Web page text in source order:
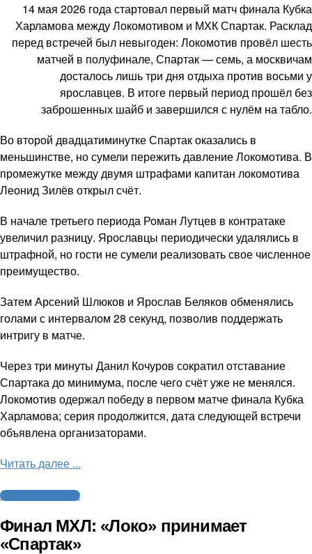
14 мая 2026 года стартовал первый матч финала Кубка
Харламова между Локомотивом и МХК Спартак. Расклад
перед встречей был невыгоден: Локомотив провёл шесть
матчей в полуфинале, Спартак — семь, а москвичам
досталось лишь три дня отдыха против восьми у
ярославцев. В итоге первый период прошёл без
заброшенных шайб и завершился с нулём на табло.
Во второй двадцатиминутке Спартак оказались в
меньшинстве, но сумели пережить давление Локомотива. В
промежутке между двумя штрафами капитан локомотива
Леонид Зилёв открыл счёт.
В начале третьего периода Роман Лутцев в контратаке
увеличил разницу. Ярославцы периодически удалялись в
штрафной, но гости не сумели реализовать свое численное
преимущество.
Затем Арсений Шлюков и Ярослав Беляков обменялись
голами с интервалом 28 секунд, позволив поддержать
интригу в матче.
Через три минуты Данил Кочуров сократил отставание
Спартака до минимума, после чего счёт уже не менялся.
Локомотив одержал победу в первом матче финала Кубка
Харламова; серия продолжится, дата следующей встречи
объявлена организаторами.
Читать далее ...
Молодежный хоккей
Финал МХЛ: «Локо» принимает
«Спартак»